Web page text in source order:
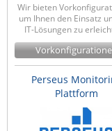
Wir bieten
um Ihnen den Einsatz
IT-Lösungen zu
Perseus
Plattform